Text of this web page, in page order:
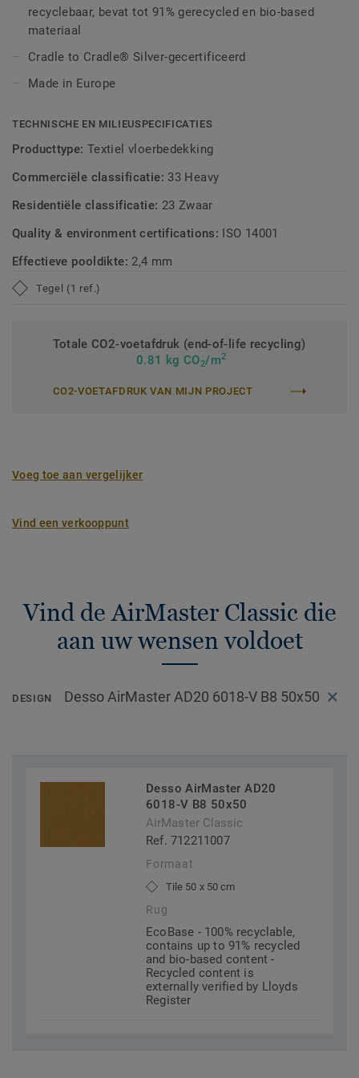
* Op basis het GUI-testrapport AirMaster® 090225-01 DF
met DESSO AirMaster® in vergelijking met een standaard
gladde vloer en met een gestructureerd lussenpool tapijt
recyclebaar, bevat tot 91% gerecycled en bio-based
materiaal
Cradle to Cradle® Silver-gecertificeerd
Made in Europe
TECHNISCHE EN MILIEUSPECIFICATIES
Producttype: Textiel vloerbedekking
Commerciële classificatie: 33 Heavy
Residentiële classificatie: 23 Zwaar
Quality & environment certifications: ISO 14001
Effectieve pooldikte: 2,4 mm
Tegel (1 ref.)
Totale CO2-voetafdruk (end-of-life recycling)
0.81 kg CO2/m2
CO2-VOETAFDRUK VAN MIJN PROJECT
Voeg toe aan vergelijker
Vind een verkooppunt
Vind de AirMaster Classic die
aan uw wensen voldoet
DESIGN Desso AirMaster AD20 6018-V B8 50x50
Desso AirMaster AD20
6018-V B8 50x50
AirMaster Classic
Ref. 712211007
Formaat
Tile 50 x 50 cm
Rug
EcoBase - 100% recyclable,
contains up to 91% recycled
and bio-based content -
Recycled content is
externally verified by Lloyds
Register